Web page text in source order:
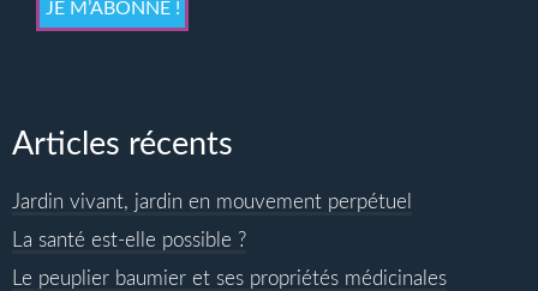
Articles récents
Jardin vivant, jardin en mouvement perpétuel
La santé est-elle possible ?
Le peuplier baumier et ses propriétés médicinales